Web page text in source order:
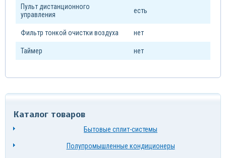
Пульт дистанционного
управления
есть
Фильтр тонкой очистки воздуха нет
Таймер нет
Каталог товаров
Бытовые сплит-системы
Полупромышленные кондиционеры